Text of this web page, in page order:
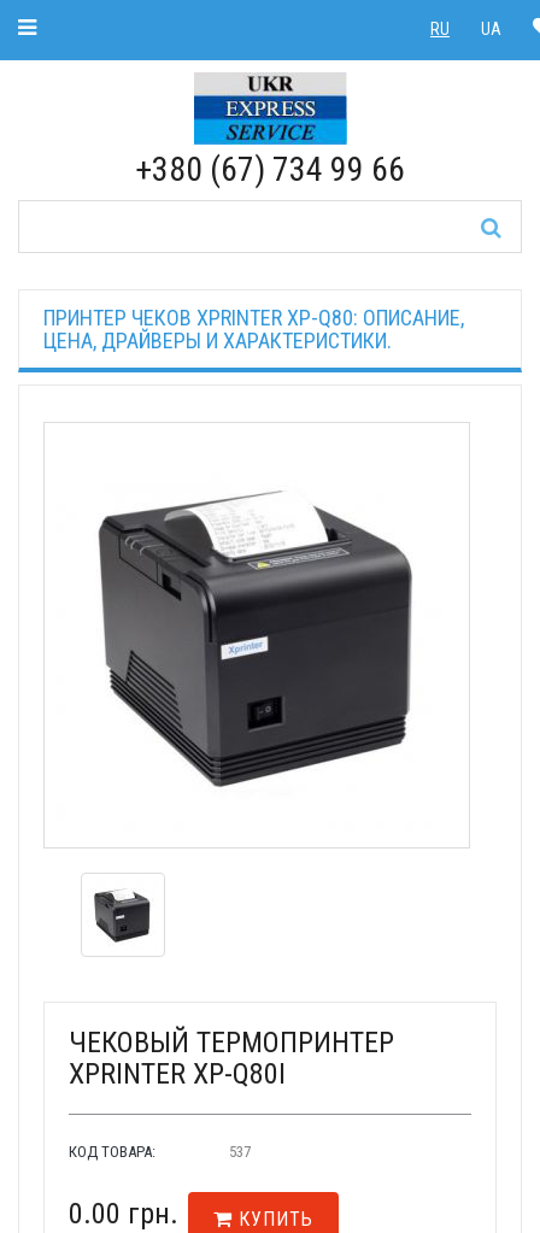
Toggle Navigation UA
RU UA
RU
+380 (67) 734 99 66
ПРИНТЕР ЧЕКОВ XPRINTER XP-Q80: ОПИСАНИЕ,
ЦЕНА, ДРАЙВЕРЫ И ХАРАКТЕРИСТИКИ.
ЧЕКОВЫЙ ТЕРМОПРИНТЕР
XPRINTER XP-Q80I
КОД ТОВАРА: 537
0.00 грн. КУПИТЬ